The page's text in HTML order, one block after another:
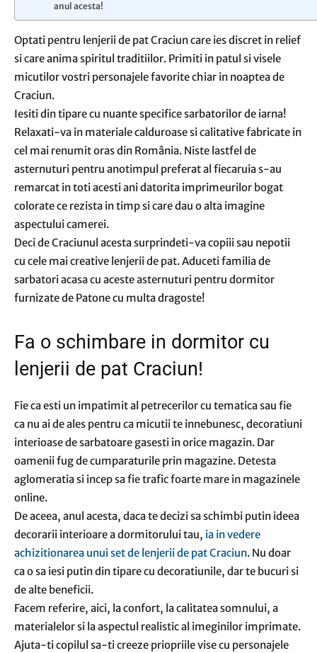
anul acesta!
Optati pentru lenjerii de pat Craciun care ies discret in relief
si care anima spiritul traditiilor. Primiti in patul si visele
micutilor vostri personajele favorite chiar in noaptea de
Craciun.
Iesiti din tipare cu nuante specifice sarbatorilor de iarna!
Relaxati-va in materiale calduroase si calitative fabricate in
cel mai renumit oras din România. Niste lastfel de
asternuturi pentru anotimpul preferat al fiecaruia s-au
remarcat in toti acesti ani datorita imprimeurilor bogat
colorate ce rezista in timp si care dau o alta imagine
aspectului camerei.
Deci de Craciunul acesta surprindeti-va copiii sau nepotii
cu cele mai creative lenjerii de pat. Aduceti familia de
sarbatori acasa cu aceste asternuturi pentru dormitor
furnizate de Patone cu multa dragoste!
Fa o schimbare in dormitor cu
lenjerii de pat Craciun!
Fie ca esti un impatimit al petrecerilor cu tematica sau fie
ca nu ai de ales pentru ca micutii te innebunesc, decoratiuni
interioase de sarbatoare gasesti in orice magazin. Dar
oamenii fug de cumparaturile prin magazine. Detesta
aglomeratia si incep sa fie trafic foarte mare in magazinele
online.
De aceea, anul acesta, daca te decizi sa schimbi putin ideea
decorarii interioare a dormitorului tau, ia in vedere
achizitionarea unui set de lenjerii de pat Craciun. Nu doar
ca o sa iesi putin din tipare cu decoratiunile, dar te bucuri si
de alte beneficii.
Facem referire, aici, la confort, la calitatea somnului, a
materialelor si la aspectul realistic al imeginilor imprimate.
Ajuta-ti copilul sa-ti creeze priopriile vise cu personajele